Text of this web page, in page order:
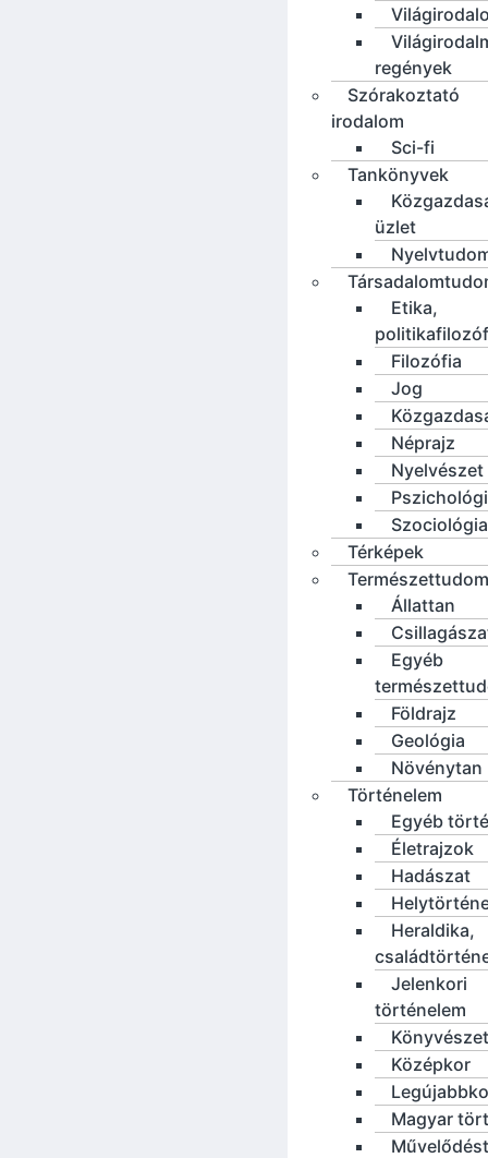
regények
Szórakoztató
irodalom
Sci-fi
Tankönyvek
üzlet
Etika,
Filozófia
Jog
Néprajz
Nyelvészet
Szociológia
Térképek
Állattan
Egyéb
Földrajz
Geológia
Növénytan
Történelem
Egyéb
Életrajzok
Hadászat
Heraldika,
Jelenkori
történelem
Könyvészet
Középkor
Magyar